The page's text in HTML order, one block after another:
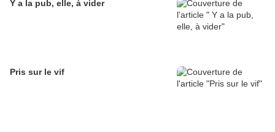
Y a la pub, elle, à vider
Pris sur le vif